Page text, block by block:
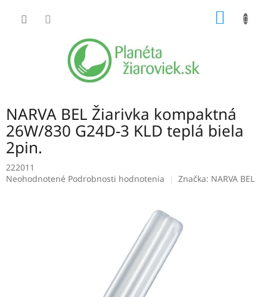
NARVA BEL Žiarivka kompaktná
26W/830 G24D-3 KLD teplá biela
2pin.
222011
Priemerné
Neohodnotené Podrobnosti hodnotenia Značka: NARVA BEL